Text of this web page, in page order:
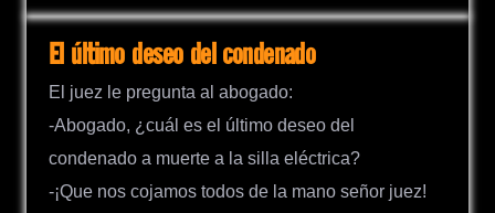
El último deseo del condenado
El juez le pregunta al abogado:
-Abogado, ¿cuál es el último deseo del
condenado a muerte a la silla eléctrica?
-¡Que nos cojamos todos de la mano señor juez!